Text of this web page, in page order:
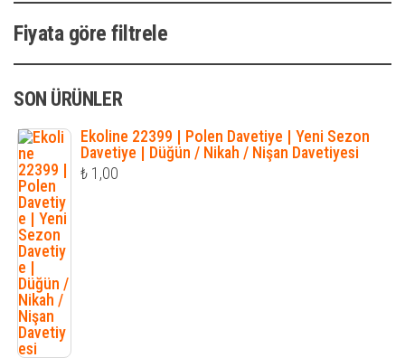
Fiyata göre filtrele
SON ÜRÜNLER
Ekoline 22399 | Polen Davetiye | Yeni Sezon
Davetiye | Düğün / Nikah / Nişan Davetiyesi
₺ 1,00